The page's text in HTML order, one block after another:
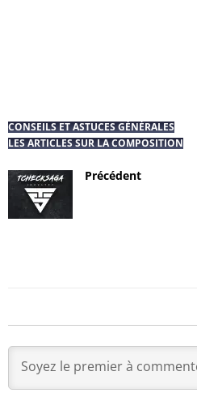
CONSEILS ET ASTUCES GÉNÉRALES
LES ARTICLES SUR LA COMPOSITION
Précédent